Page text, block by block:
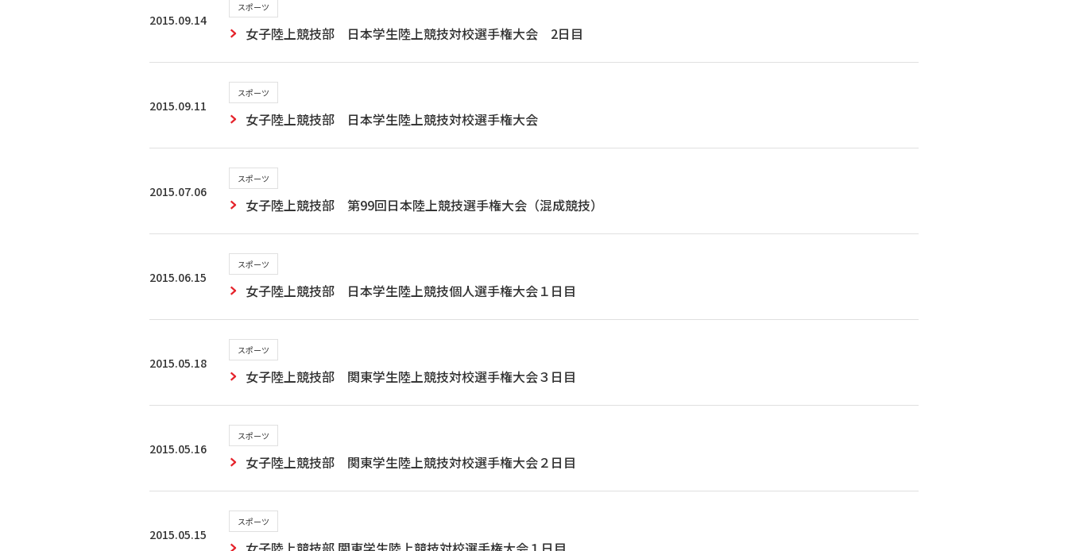
2015.09.14
スポーツ
女子陸上競技部 日本学生陸上競技対校選手権大会 2日目
2015.09.11
スポーツ
女子陸上競技部 日本学生陸上競技対校選手権大会
2015.07.06
スポーツ
女子陸上競技部 第99回日本陸上競技選手権大会（混成競技）
2015.06.15
スポーツ
女子陸上競技部 日本学生陸上競技個人選手権大会１日目
2015.05.18
スポーツ
女子陸上競技部 関東学生陸上競技対校選手権大会３日目
2015.05.16
スポーツ
女子陸上競技部 関東学生陸上競技対校選手権大会２日目
2015.05.15
スポーツ